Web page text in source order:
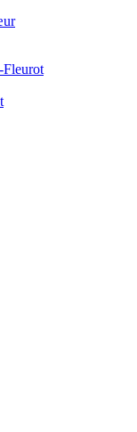
Fleurot